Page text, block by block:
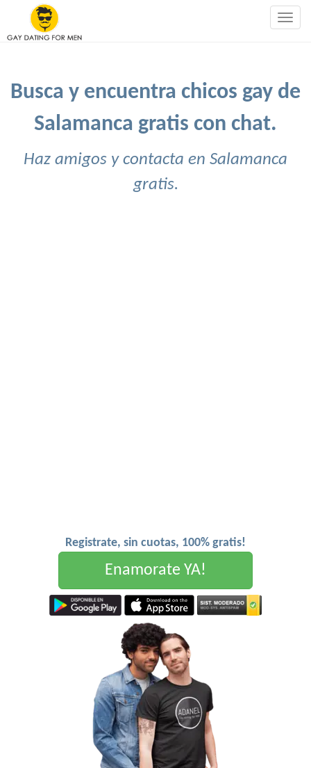
Busca y encuentra chicos gay de
Salamanca gratis con chat.
Haz amigos y contacta en Salamanca
gratis.
Registrate, sin cuotas, 100% gratis!
Enamorate YA!